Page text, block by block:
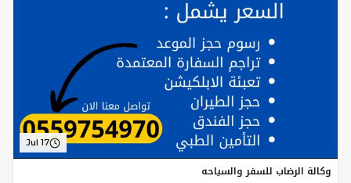
Jul 17
وكالة الرضاب للسفر والسياحه